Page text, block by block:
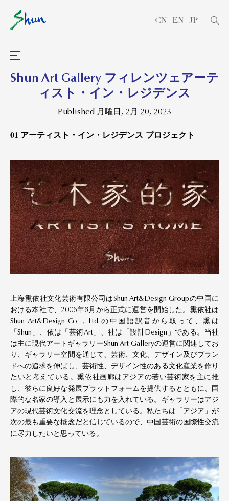
CN EN JP
Shun Art Gallery フィレンツェアーテ
ィスト・イン・レジデンス
Published 月曜日, 2月 20, 2023
01 アーティスト・イン・レジデンス プロジェクト
上海熏依社文化芸術有限公司はShun Art&Design Groupの中国に
おける本社で、2006年8月から正式に運営を開始した。熏依社は
Shun Art&Design Co.，Ltd.の中国語訳音から取って、熏は
「Shun」、依は「芸術Art」、社は「設計Design」である。当社
は主に現代アートギャラリーShun Art Galleryの運営に関連してお
り、ギャラリー空間を通じて、芸術、文化、デザイン及びブラン
ドへの追求を伸ばし、芸術性、デザイン性のある文化産業を作り
たいと考えている。熏依社画廊はアジアの若い芸術家を主に推
し、彼らに良好な発展プラットフォームを提供するとともに、国
際的な名家の導入と展示にも力を入れている。ギャラリーはアジ
アの現代芸術文化交流を理念としている。私たちは「アジア」が
次の最も重要な概念だと信じているので、中国芸術の国際性交流
に尽力したいと思っている。